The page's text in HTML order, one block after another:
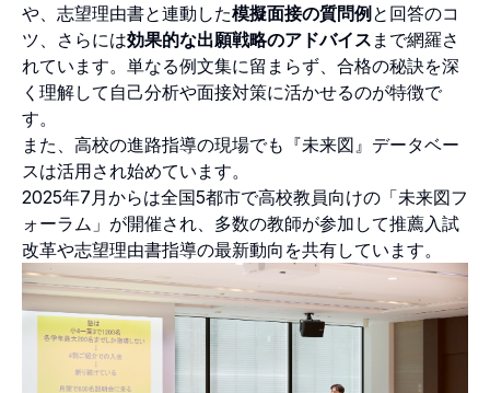
や、志望理由書と連動した模擬面接の質問例 と回答のコ
ツ、さらには効果的な出願戦略のアドバイス まで網羅さ
れています。単なる例文集に留まらず、合格の秘訣を深
く理解して自己分析や面接対策に活かせるのが特徴で
す。
また、高校の進路指導の現場でも『未来図』データベー
スは活用され始めています。
2025年7月からは全国5都市で高校教員向けの「未来図フ
ォーラム」が開催され、多数の教師が参加して推薦入試
改革や志望理由書指導の最新動向を共有しています。